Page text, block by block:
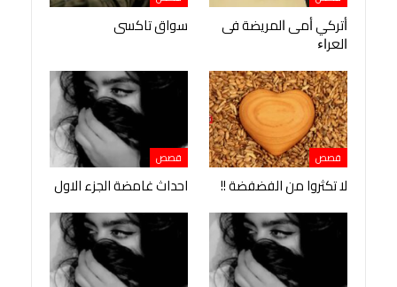
ﺃﺗﺮﻛﻲ ﺃﻣﻰ ﺍﻟﻤﺮﻳﻀﺔ ﻓﻰ
ﺍﻟﻌﺮﺍﺀ
سواق تاكسى
قصص
لا تكثروا من الفضفضة !!
قصص
احداث غامضة الجزء الاول